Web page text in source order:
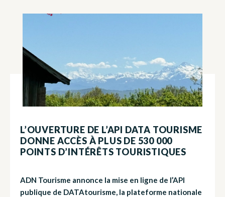
L’OUVERTURE DE L’API DATA TOURISME
DONNE ACCÈS À PLUS DE 530 000
POINTS D’INTÉRÊTS TOURISTIQUES
ADN Tourisme annonce la mise en ligne de l’API
publique de DATAtourisme, la plateforme nationale